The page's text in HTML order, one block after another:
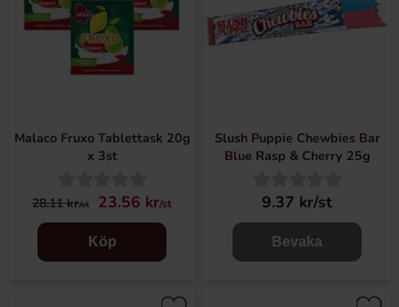
Malaco Fruxo Tablettask 20g
x 3st
28.11 kr/st 23.56 kr/st
Köp
Slush Puppie Chewbies Bar
Blue Rasp & Cherry 25g
9.37 kr/st
Bevaka